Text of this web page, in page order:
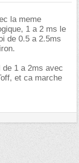
la meme
1 a 2 ms le
de 0.5 a 2.5ms
de 1 a 2ms avec
et ca marche